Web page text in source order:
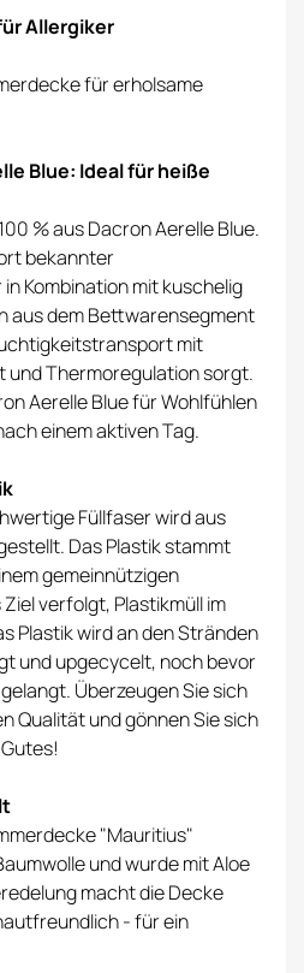
Allergiker
für erholsame
Blue: Ideal für heiße
% aus Dacron Aerelle Blue.
bekannter
Kombination mit kuschelig
aus dem Bettwarensegment
mit
und Thermoregulation sorgt.
Aerelle Blue für Wohlfühlen
einem aktiven Tag.
Füllfaser wird aus
Das Plastik stammt
gemeinnützigen
verfolgt, Plastikmüll im
Plastik wird an den Stränden
und upgecycelt, noch bevor
Überzeugen Sie sich
Qualität und gönnen Sie sich
"Mauritius"
und wurde mit Aloe
macht die Decke
- für ein